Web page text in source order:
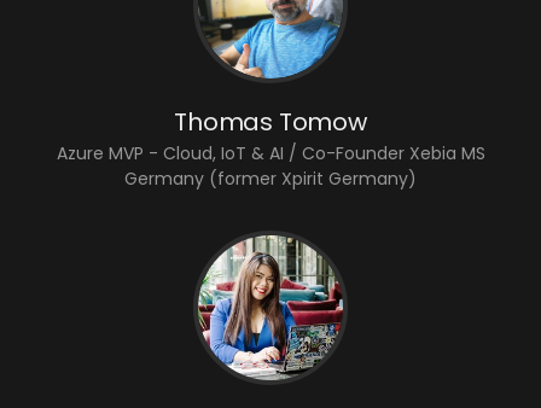
Thomas Tomow
Azure MVP - Cloud, IoT & AI / Co-Founder Xebia MS
Germany (former Xpirit Germany)